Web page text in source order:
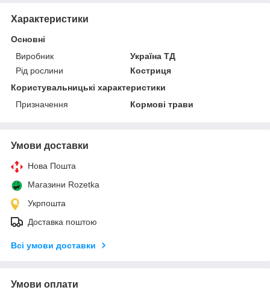
Характеристики
Основні
Виробник
Україна ТД
Рід рослини
Костриця
Користувальницькі характеристики
Призначення
Кормові трави
Умови доставки
Нова Пошта
Магазини Rozetka
Укрпошта
Доставка поштою
Всі умови доставки
Умови оплати